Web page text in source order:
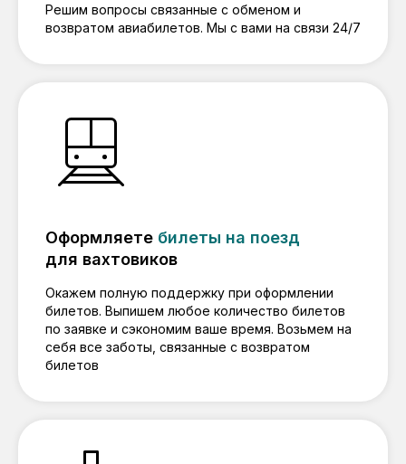
Решим вопросы связанные с обменом и
возвратом авиабилетов. Мы с вами на связи 24/7
Оформляете билеты на поезд
для вахтовиков
Окажем полную поддержку при оформлении
билетов. Выпишем любое количество билетов
по заявке и сэкономим ваше время. Возьмем на
себя все заботы, связанные с возвратом
билетов